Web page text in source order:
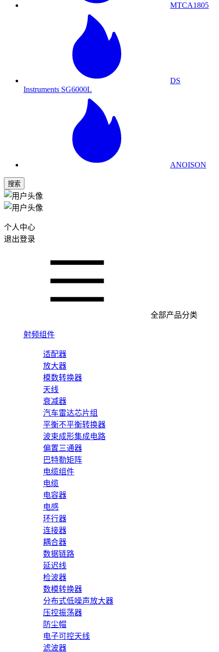
MTCA1805
DS
Instruments SG6000L
ANOISON
搜索
个人中心
退出登录
全部产品分类
射频组件
适配器
放大器
模数转换器
天线
衰减器
汽车雷达芯片组
平衡不平衡转换器
波束成形集成电路
偏置三通器
巴特勒矩阵
电缆组件
电缆
电容器
电感
环行器
连接器
耦合器
数据链路
延迟线
检波器
数模转换器
分布式低噪声放大器
压控振荡器
防尘帽
电子可控天线
滤波器